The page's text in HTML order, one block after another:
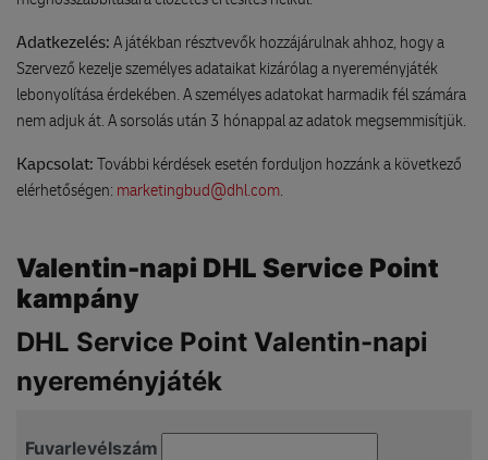
Adatkezelés: A játékban résztvevők hozzájárulnak ahhoz, hogy a
Szervező kezelje személyes adataikat kizárólag a nyereményjáték
lebonyolítása érdekében. A személyes adatokat harmadik fél számára
nem adjuk át. A sorsolás után 3 hónappal az adatok megsemmisítjük.
Kapcsolat: További kérdések esetén forduljon hozzánk a következő
elérhetőségen: marketingbud@dhl.com.
Valentin-napi DHL Service Point
kampány
DHL Service Point Valentin-napi
nyereményjáték
Fuvarlevélszám